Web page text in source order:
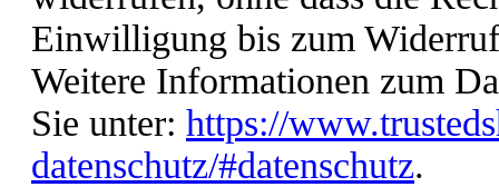
Einwilligung bis zum
Weitere Informationen zum
Sie unter: https://
datenschutz/#datenschutz.